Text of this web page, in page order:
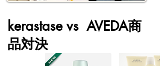
kerastase vs AVEDA商
品対決